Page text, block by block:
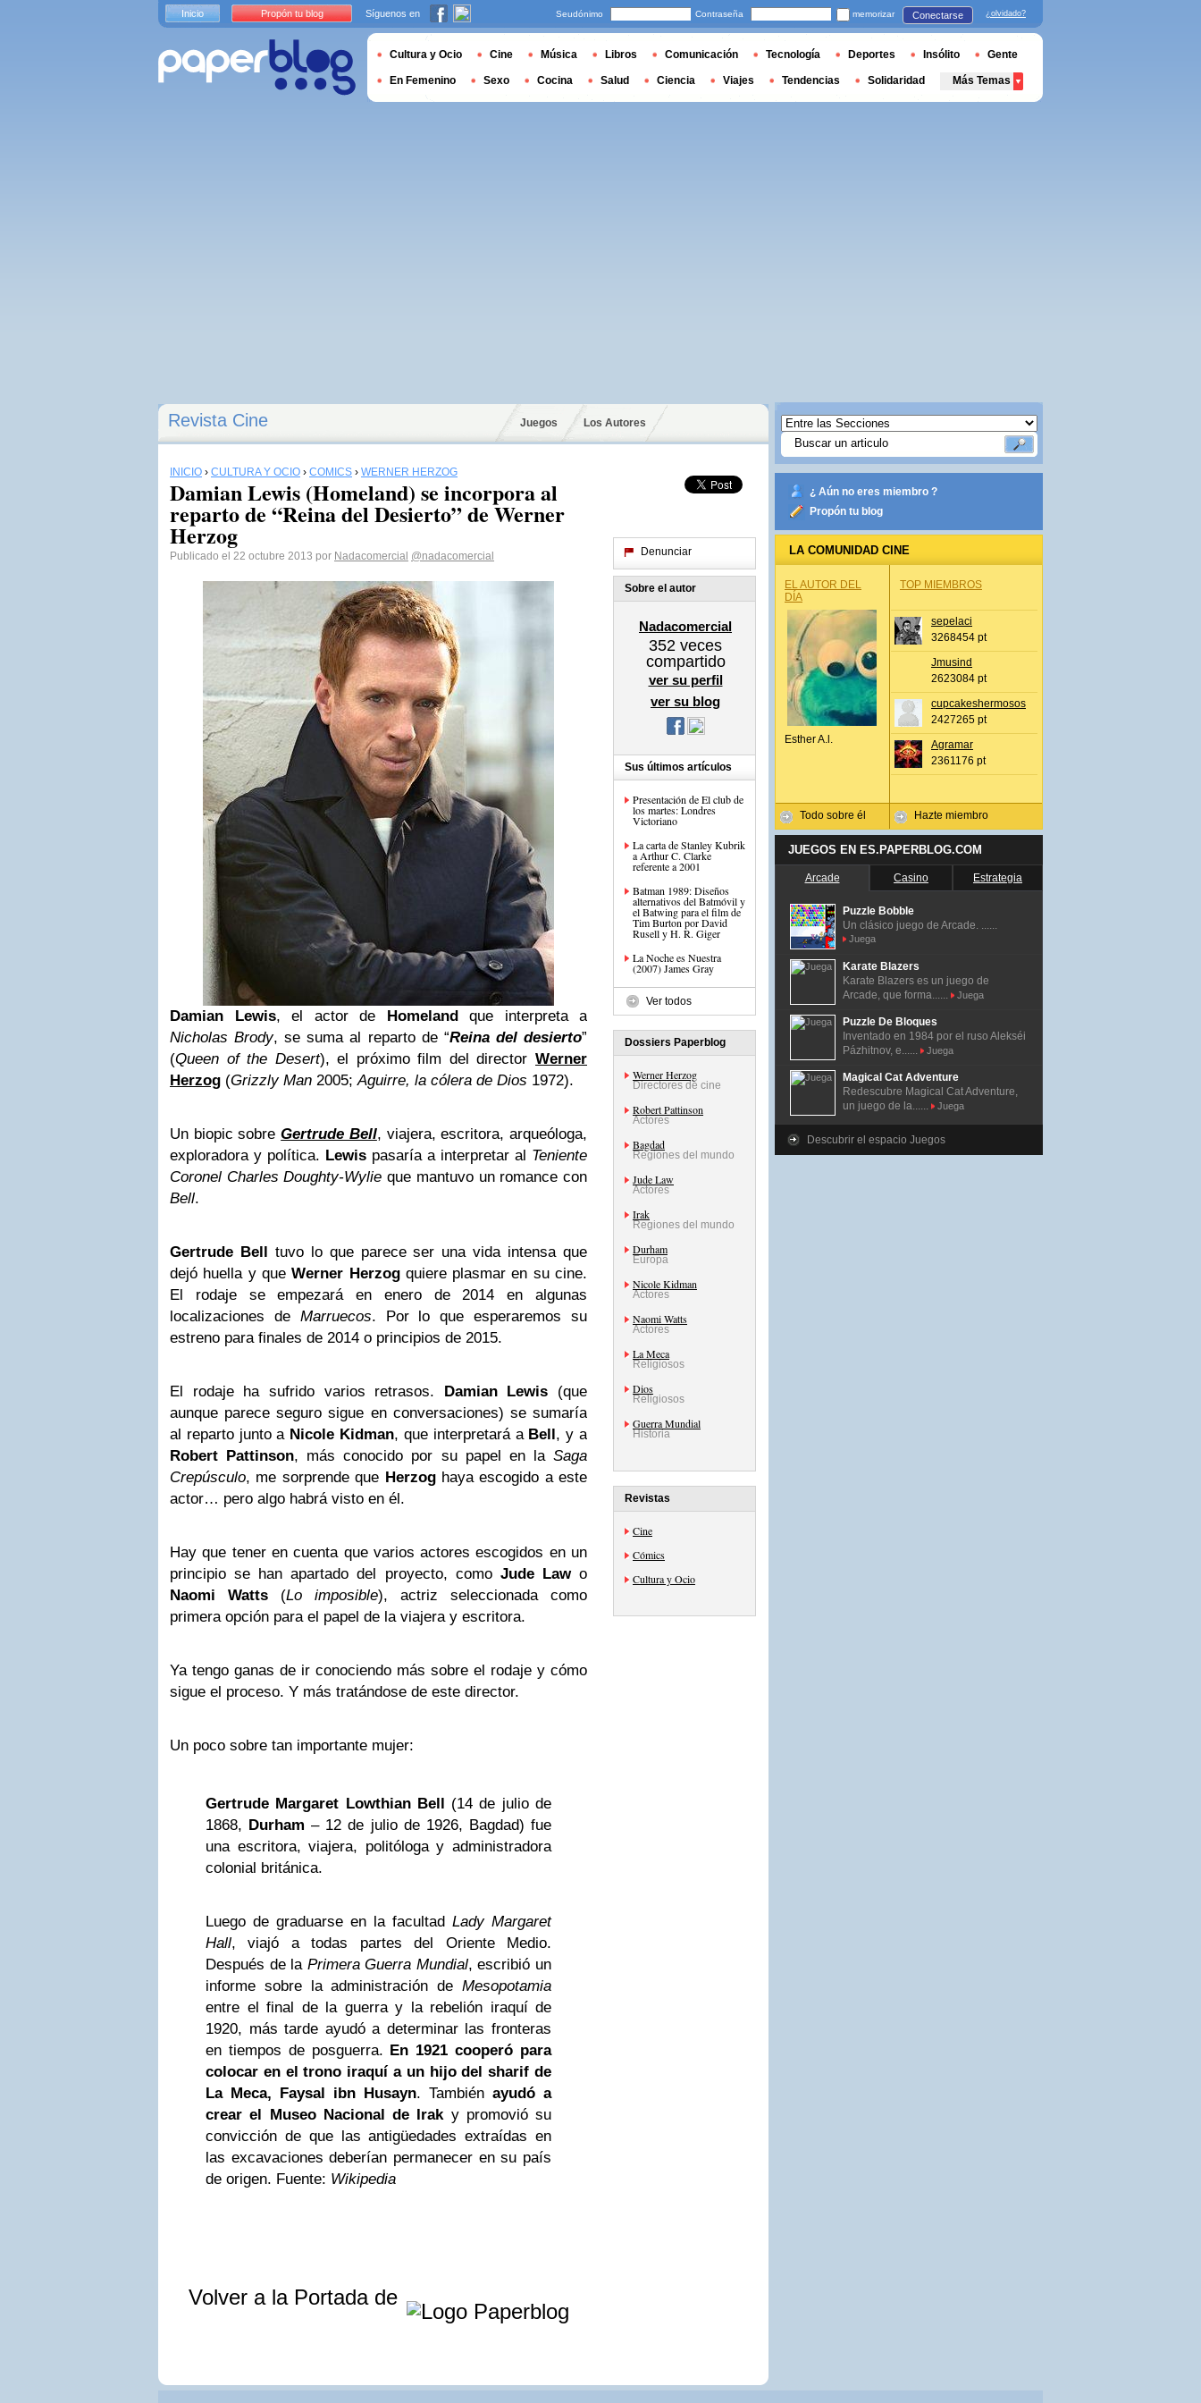
Revista Cine Juegos Los Autores
INICIO › CULTURA Y OCIO › CÓMICS › WERNER HERZOG
Damian Lewis (Homeland) se incorpora al
reparto de “Reina del Desierto” de Werner
Herzog
Publicado el 22 octubre 2013 por Nadacomercial @nadacomercial
Damian Lewis, el actor de Homelandque interpreta a
Nicholas Brody, se suma al reparto de “Reina del desierto”
(Queen of the Desert), el próximo film del directorWerner
Herzog (Grizzly Man 2005;Aguirre, la cólera de Dios 1972).
Un biopic sobreGertrude Bell, viajera, escritora, arqueóloga,
exploradora y política. Lewis pasaría a interpretar al Teniente
Coronel Charles Doughty-Wylie que mantuvo un romance con
Bell.
Gertrude Bell tuvo lo que parece ser una vida intensa que
dejó huella y queWerner Herzogquiere plasmar en su cine.
El rodaje se empezará en enero de 2014 en algunas
localizaciones de Marruecos. Por lo que esperaremos su
estreno para finales de 2014 o principios de 2015.
El rodaje ha sufrido varios retrasos. Damian Lewis (que
aunque parece seguro sigue en conversaciones) se sumaría
al reparto junto a Nicole Kidman, que interpretará a Bell, y a
Robert Pattinson, más conocido por su papel en laSaga
Crepúsculo, me sorprende que Herzoghaya escogido a este
actor… pero algo habrá visto en él.
Hay que tener en cuenta que varios actores escogidos en un
principio se han apartado del proyecto, como Jude Lawo
Naomi Watts (Lo imposible), actriz seleccionada como
primera opción para el papel de la viajera y escritora.
Ya tengo ganas de ir conociendo más sobre el rodaje y cómo
sigue el proceso. Y más tratándose de este director.
Un poco sobre tan importante mujer:
Gertrude Margaret Lowthian Bell (14 de julio de
1868, Durham – 12 de julio de 1926, Bagdad) fue
una escritora, viajera, politóloga y administradora
colonial británica.
Luego de graduarse en la facultad Lady Margaret
Hall, viajó a todas partes del Oriente Medio.
Después de la Primera Guerra Mundial, escribió un
informe sobre la administración de Mesopotamia
entre el final de la guerra y la rebelión iraquí de
1920, más tarde ayudó a determinar las fronteras
en tiempos de posguerra. En 1921 cooperó para
colocar en el trono iraquí a un hijo del sharif de
La Meca, Faysal ibn Husayn. También ayudó a
crear el Museo Nacional de Iraky promovió su
convicción de que las antigüedades extraídas en
las excavaciones deberían permanecer en su país
de origen. Fuente: Wikipedia
Volver a la Portada de
Denunciar
Sobre el autor
Nadacomercial
352 veces
compartido
ver su perfil
ver su blog
Sus últimos artículos
Presentación de El club de
los martes: Londres
Victoriano
La carta de Stanley Kubrik
a Arthur C. Clarke
referente a 2001
Batman 1989: Diseños
alternativos del Batmóvil y
el Batwing para el film de
Tim Burton por David
Rusell y H. R. Giger
La Noche es Nuestra
(2007) James Gray
Ver todos
Dossiers Paperblog
Werner Herzog
Directores de cine
Robert Pattinson
Actores
Bagdad
Regiones del mundo
Jude Law
Actores
Irak
Regiones del mundo
Durham
Europa
Nicole Kidman
Actores
Naomi Watts
Actores
La Meca
Religiosos
Dios
Religiosos
Guerra Mundial
Historia
Revistas
Cine
Cómics
Cultura y Ocio
¿ Aún no eres miembro ?
Propón tu blog
LA COMUNIDAD CINE
EL AUTOR DEL
DÍA
Esther A.l.
Todo sobre él
TOP MIEMBROS
sepelaci
3268454 pt
Jmusind
2623084 pt
cupcakeshermosos
2427265 pt
Agramar
2361176 pt
Hazte miembro
JUEGOS EN ES.PAPERBLOG.COM
Arcade Casino Estrategia
Puzzle Bobble
Un clásico juego de Arcade. ......
Juega
Karate Blazers
Karate Blazers es un juego de
Arcade, que forma......
Juega
Puzzle De Bloques
Inventado en 1984 por el ruso Alekséi
Pázhitnov, e......
Juega
Magical Cat Adventure
Redescubre Magical Cat Adventure,
un juego de la......
Juega
Descubrir el espacio Juegos
Inicio Propón tu blog Síguenos en Seudónimo Contraseña memorizar Conectarse ¿olvidado?
Cultura y Ocio Cine Música Libros Comunicación Tecnología Deportes Insólito Gente
En Femenino Sexo Cocina Salud Ciencia Viajes Tendencias Solidaridad Más Temas